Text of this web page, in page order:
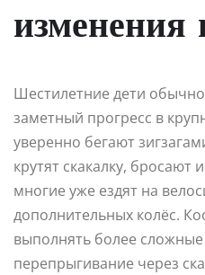
изменения
Шестилетние дети
заметный прогресс в
уверенно бегают
крутят скакалку,
многие уже ездят на
дополнительных колёс.
выполнять более
перепрыгивание через